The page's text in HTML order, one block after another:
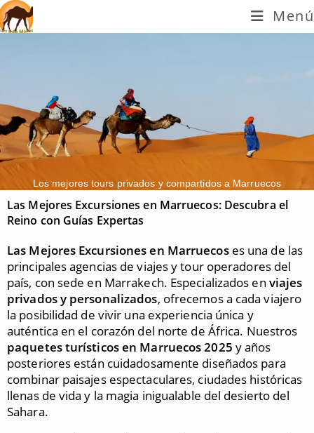
Menú
Los mejores tours privados y compartidos a Marruecos
Las Mejores Excursiones en Marruecos: Descubra el
Reino con Guías Expertas
Las Mejores Excursiones en Marruecoses una de las
principales agencias de viajes y tour operadores del
país, con sede en Marrakech. Especializados en viajes
privados y personalizados, ofrecemos a cada viajero
la posibilidad de vivir una experiencia única y
auténtica en el corazón del norte de África. Nuestros
paquetes turísticos en Marruecos 2025 y años
posteriores están cuidadosamente diseñados para
combinar paisajes espectaculares, ciudades históricas
llenas de vida y la magia inigualable del desierto del
Sahara.